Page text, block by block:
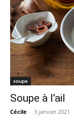
soupe
Soupe à l’ail
Cécile - 3 janvier 2021